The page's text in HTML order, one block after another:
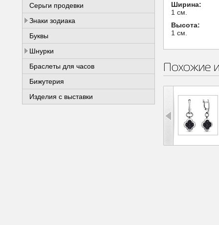
Серьги продевки
Знаки зодиака
Буквы
Шнурки
Браслеты для часов
Бижутерия
Изделия с выставки
Ширина:
1 см.
Высота:
1 см.
Похожие